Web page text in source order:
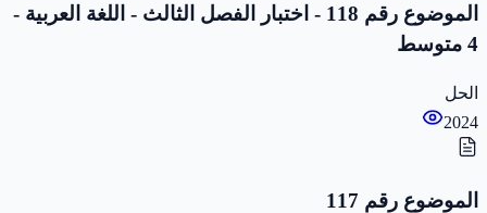
الموضوع رقم 118 - اختبار الفصل الثالث - اللغة العربية -
4 متوسط
الحل
2024
الموضوع رقم 117